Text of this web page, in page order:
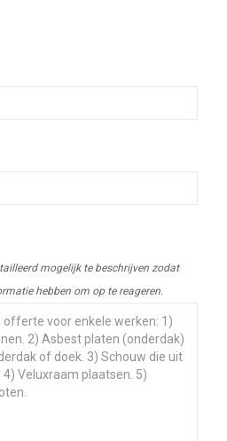
mogelijk te beschrijven zodat
hebben om op te reageren.